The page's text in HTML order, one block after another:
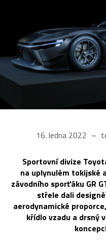
16. ledna 2022
Sportovní divize
na uplynulém tokijské
závodního sporťáku GR
střele dali
aerodynamické
křídlo vzadu a drsný